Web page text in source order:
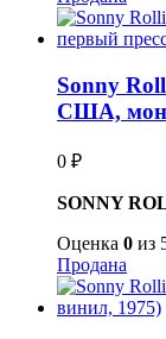
Sonny
США,
0 ₽
SONNY
Оценка 0 из
Продана